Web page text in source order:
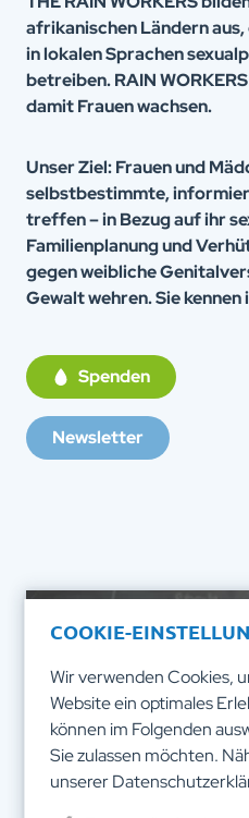
COOKIE-
Wir verwenden Cookies,
Website ein optimales
können im Folgenden
Sie zulassen möchten.
unserer
afrikanischen Ländern
in lokalen Sprachen
betreiben. RAIN
damit Frauen wachsen.
Unser Ziel: Frauen und
selbstbestimmte,
treffen – in Bezug auf ihr
Familienplanung und
gegen weibliche
Gewalt wehren. Sie kennen
Spenden
Newsletter